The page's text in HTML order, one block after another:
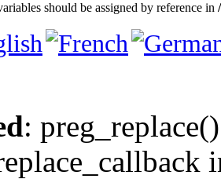
should be assigned by reference in
: